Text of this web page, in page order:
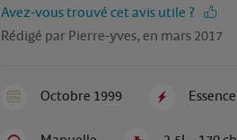
Avez-vous trouvé cet avis utile ?
Rédigé par Pierre-yves, en mars 2017
Octobre 1999 Essence